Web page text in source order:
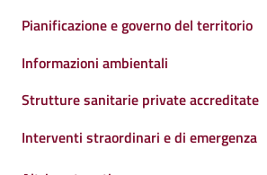
Pianificazione e governo del territorio
Informazioni ambientali
Strutture sanitarie private accreditate
Interventi straordinari e di emergenza